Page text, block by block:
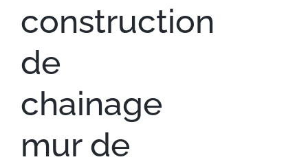
construction
de
chainage
mur de